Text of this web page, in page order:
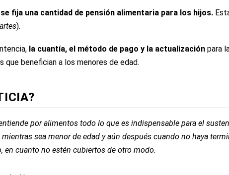
se fija una cantidad de pensión alimentaria para los hijos.
).
la cuantía, el método de pago y la actualizaciónpara
benefician a los menores de edad.
por alimentos todo lo que es indispensable para el
sea menor de edad y aún después cuando no haya
cuanto no estén cubiertos de otro modo.